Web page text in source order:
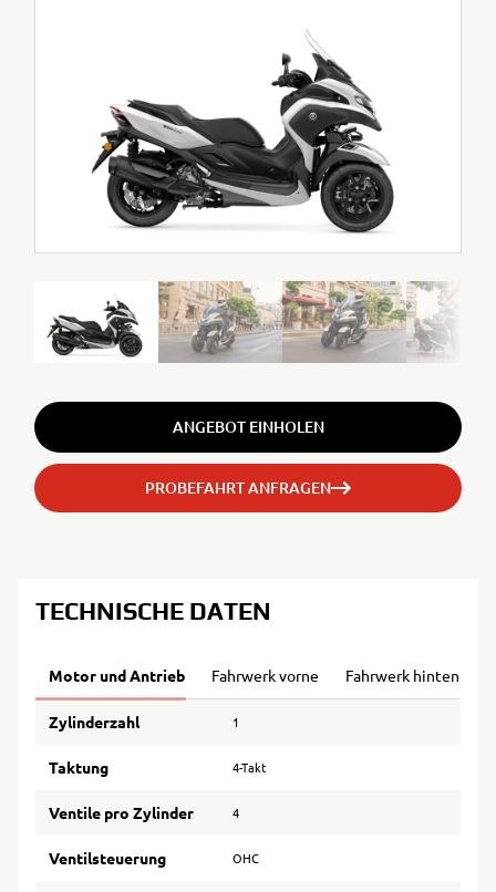
ANGEBOT EINHOLEN
PROBEFAHRT ANFRAGEN
TECHNISCHE DATEN
Motor und Antrieb Fahrwerk vorne Fahrwerk hinten
Zylinderzahl 1
Taktung 4-Takt
Ventile pro Zylinder 4
Ventilsteuerung OHC